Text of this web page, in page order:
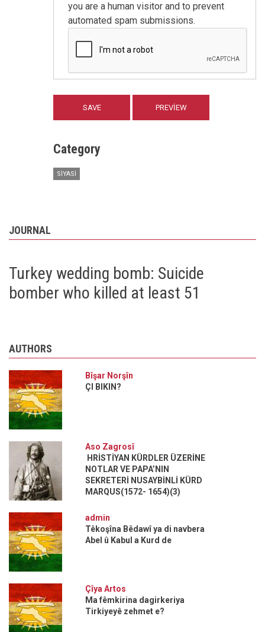
you are a human visitor and to prevent
automated spam submissions.
Category
SIYASI
JOURNAL
Turkey wedding bomb: Suicide
bomber who killed at least 51
AUTHORS
Bîşar Norşîn
ÇI BIKIN?
Aso Zagrosî
HRİSTİYAN KÜRDLER ÜZERİNE
NOTLAR VE PAPA’NIN
SEKRETERİ NUSAYBİNLİ KÜRD
MARQUS(1572- 1654)(3)
admin
Têkoşîna Bêdawî ya di navbera
Abel û Kabul a Kurd de
Çîya Artos
Ma fêmkirina dagirkeriya
Tirkiyeyê zehmet e?